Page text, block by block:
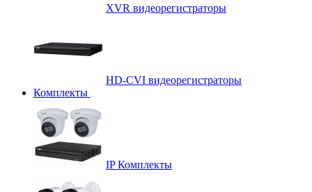
XVR видеорегистраторы
HD-CVI видеорегистраторы
Комплекты
IP Комплекты